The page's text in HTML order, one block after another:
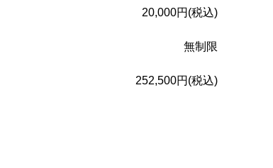
20,000円(税込)
無制限
252,500円(税込)